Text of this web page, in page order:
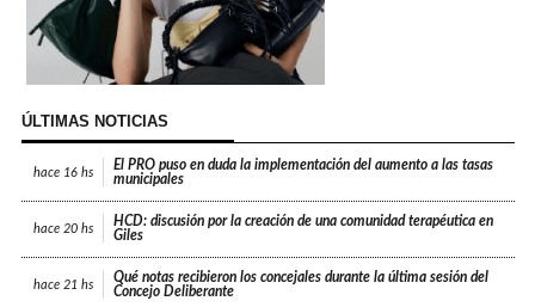
ÚLTIMAS NOTICIAS
hace 16 hs
El PRO puso en duda la implementación del aumento a las tasas
municipales
hace 20 hs
HCD: discusión por la creación de una comunidad terapéutica en
Giles
hace 21 hs
Qué notas recibieron los concejales durante la última sesión del
Concejo Deliberante